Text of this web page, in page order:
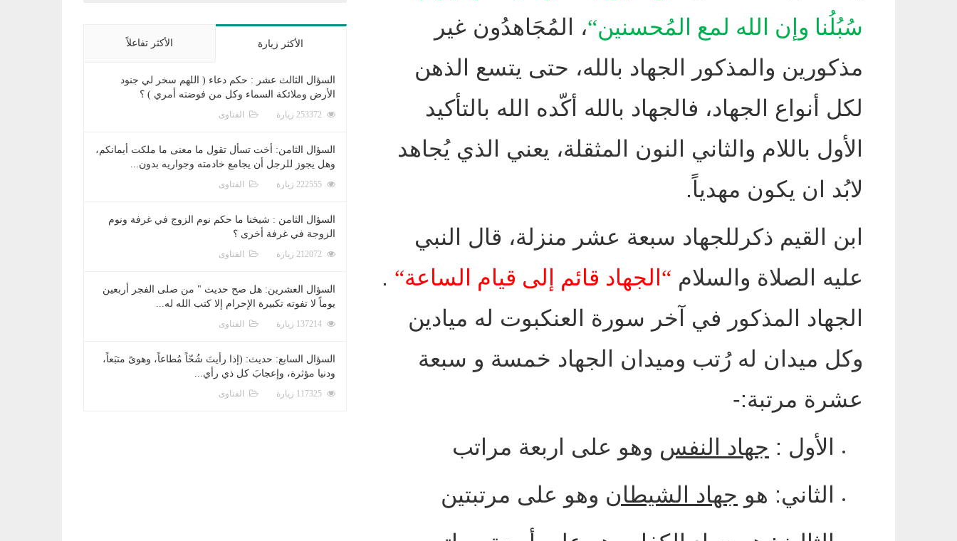
سُبُلُنا وإن الله لمع المُحسنين“، المُجَاهدُون غير
مذكورين والمذكور الجهاد بالله، حتى يتسع الذهن
لكل أنواع الجهاد، فالجهاد بالله أكّده الله بالتأكيد
الأول باللام والثاني النون المثقلة، يعني الذي يُجاهد
لابُد ان يكون مهدياً.
ابن القيم ذكرللجهاد سبعة عشر منزلة، قال النبي
عليه الصلاة والسلام “ الجهاد قائم إلى قيام الساعة“
.
الجهاد المذكور في آخر سورة العنكبوت له ميادين
وكل ميدان له رُتب وميدان الجهاد خمسة و سبعة
عشرة مرتبة:-
الأول : جهاد النفس وهو على اربعة مراتب
الثاني: هو جهاد الشيطان وهو على مرتبتين
الأكثر زيارة الأكثر تفاعلاً
السؤال الثالث عشر : حكم دعاء ( اللهم سخر لي جنود
الأرض وملائكة السماء وكل من فوضته أمري ) ؟
الفتاوى
السؤال الثامن: أخت تسأل تقول ما معنى ما ملكت أيمانكم،
وهل يجوز للرجل أن يجامع خادمته وجواريه بدون...
الفتاوى
السؤال الثامن : شيخنا ما حكم نوم الزوج في غرفة ونوم
الزوجة في غرفة أخرى ؟
الفتاوى
السؤال العشرين: هل صح حديث " من صلى الفجر أربعين
يوماً لا تفوته تكبيرة الإحرام إلا كتب الله له...
الفتاوى
السؤال السابع: حديث: (إذا رأيتَ شُحّاً مُطاعاً، وهوىً متبَعاً،
ودنيا مؤثرة، وإعجابَ كل ذي رأي...
الفتاوى